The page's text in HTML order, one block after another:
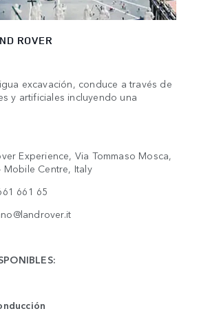
ROVER
excavación, conduce a través de
y artificiales incluyendo una
Experience, Via Tommaso Mosca,
Mobile Centre, Italy
661 65